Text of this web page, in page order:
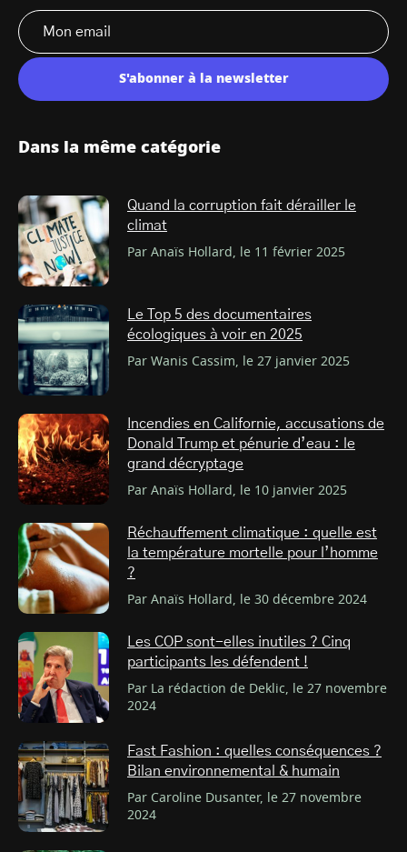
S'abonner à la newsletter
Dans la même catégorie
Quand la corruption fait dérailler le
climat
Par Anaïs Hollard, le 11 février 2025
Le Top 5 des documentaires
écologiques à voir en 2025
Par Wanis Cassim, le 27 janvier 2025
Incendies en Californie, accusations de
Donald Trump et pénurie d’eau : le
grand décryptage
Par Anaïs Hollard, le 10 janvier 2025
Réchauffement climatique : quelle est
la température mortelle pour l’homme
?
Par Anaïs Hollard, le 30 décembre 2024
Les COP sont-elles inutiles ? Cinq
participants les défendent !
Par La rédaction de Deklic, le 27 novembre
2024
Fast Fashion : quelles conséquences ?
Bilan environnemental & humain
Par Caroline Dusanter, le 27 novembre
2024